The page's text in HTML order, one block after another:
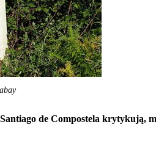
de Compostela krytykują,